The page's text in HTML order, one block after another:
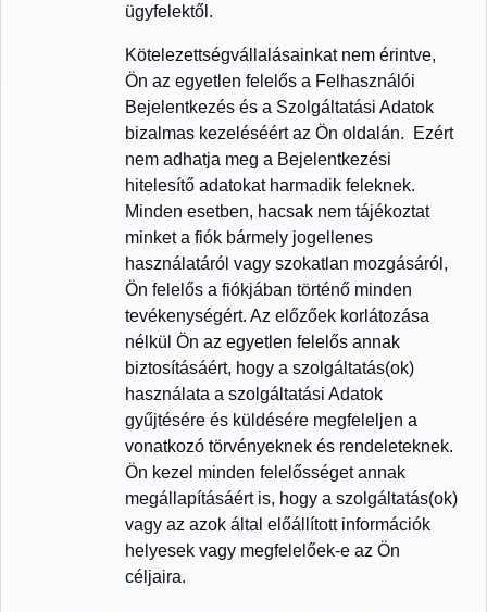
ügyfelektől.
Kötelezettségvállalásainkat nem érintve,
Ön az egyetlen felelős a Felhasználói
Bejelentkezés és a Szolgáltatási Adatok
bizalmas kezeléséért az Ön oldalán. Ezért
nem adhatja meg a Bejelentkezési
hitelesítő adatokat harmadik feleknek.
Minden esetben, hacsak nem tájékoztat
minket a fiók bármely jogellenes
használatáról vagy szokatlan mozgásáról,
Ön felelős a fiókjában történő minden
tevékenységért. Az előzőek korlátozása
nélkül Ön az egyetlen felelős annak
biztosításáért, hogy a szolgáltatás(ok)
használata a szolgáltatási Adatok
gyűjtésére és küldésére megfeleljen a
vonatkozó törvényeknek és rendeleteknek.
Ön kezel minden felelősséget annak
megállapításáért is, hogy a szolgáltatás(ok)
vagy az azok által előállított információk
helyesek vagy megfelelőek-e az Ön
céljaira.